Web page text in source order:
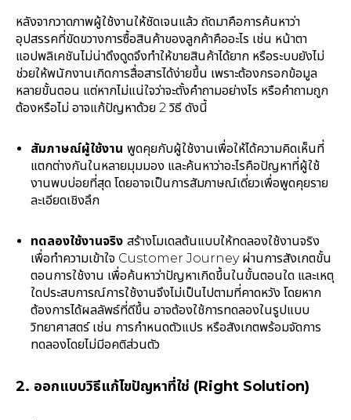
หลังจากวาดภาพผู้ใช้งานให้ชัดเจนแล้ว ถัดมาคือการค้นหาว่า
อุปสรรคที่ขัดขวางการซื้อสินค้าของลูกค้าคืออะไร เช่น หน้าตา
แอปพลิเคชันไม่น่าดึงดูดจึงทำให้ขายสินค้าได้ยาก หรือระบบยังไม่
ช่วยให้พนักงานเกิดการสื่อสารได้ง่ายขึ้น เพราะต้องกรอกข้อมูล
หลายขั้นตอน แต่หากไม่แน่ใจว่าจะตั้งคำถามอย่างไร หรือคำถามถูก
ต้องหรือไม่ อาจแก้ปัญหาด้วย 2 วิธี ดังนี้
สัมภาษณ์ผู้ใช้งาน พูดคุยกับผู้ใช้งานเพื่อให้ได้ความคิดเห็นที่
แตกต่างกันในหลายมุมมอง และค้นหาว่าอะไรคือปัญหาที่ผู้ใช้
งานพบบ่อยที่สุด โดยอาจเป็นการสัมภาษณ์เดี่ยวเพื่อพูดคุยราย
ละเอียดเชิงลึก
ทดลองใช้งานจริง สร้างโมเดลต้นแบบให้ทดลองใช้งานจริง
เพื่อทำความเข้าใจ Customer Journey ผ่านการสังเกตขั้น
ตอนการใช้งาน เพื่อค้นหาว่าปัญหาเกิดขึ้นในขั้นตอนใด และเหตุ
ใดประสบการณ์การใช้งานจึงไม่เป็นไปตามที่คาดหวัง โดยหาก
ต้องการได้ผลลัพธ์ที่ดีขึ้น อาจต้องใช้การทดลองในรูปแบบ
วิทยาศาสตร์ เช่น การกำหนดตัวแปร หรือสังเกตพร้อมจัดการ
ทดลองโดยไม่มีอคติส่วนตัว
2. ออกแบบวิธีแก้ไขปัญหาที่ใช่ (Right Solution)